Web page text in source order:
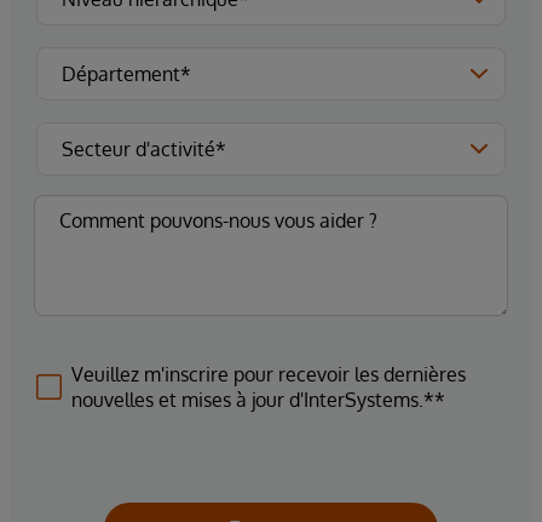
Veuillez m'inscrire pour recevoir les dernières
nouvelles et mises à jour d'InterSystems.**